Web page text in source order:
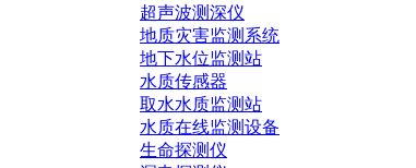
超声波测深仪
地质灾害监测系统
地下水位监测站
水质传感器
取水水质监测站
水质在线监测设备
生命探测仪